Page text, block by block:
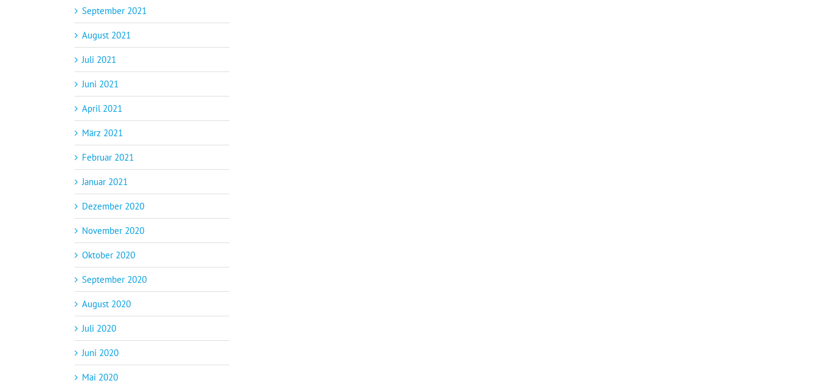
September 2021
August 2021
Juli 2021
Juni 2021
April 2021
März 2021
Februar 2021
Januar 2021
Dezember 2020
November 2020
Oktober 2020
September 2020
August 2020
Juli 2020
Juni 2020
Mai 2020